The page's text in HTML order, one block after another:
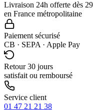
Livraison 24h offerte dès
en France métropolitaine
Paiement sécurisé
CB · SEPA · Apple Pay
Retour 30 jours
satisfait ou remboursé
Service client
01 47 21 21 38